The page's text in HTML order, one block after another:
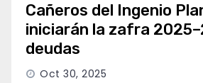
Cañeros del Ingenio
iniciarán la zafra
deudas
Oct 30, 2025